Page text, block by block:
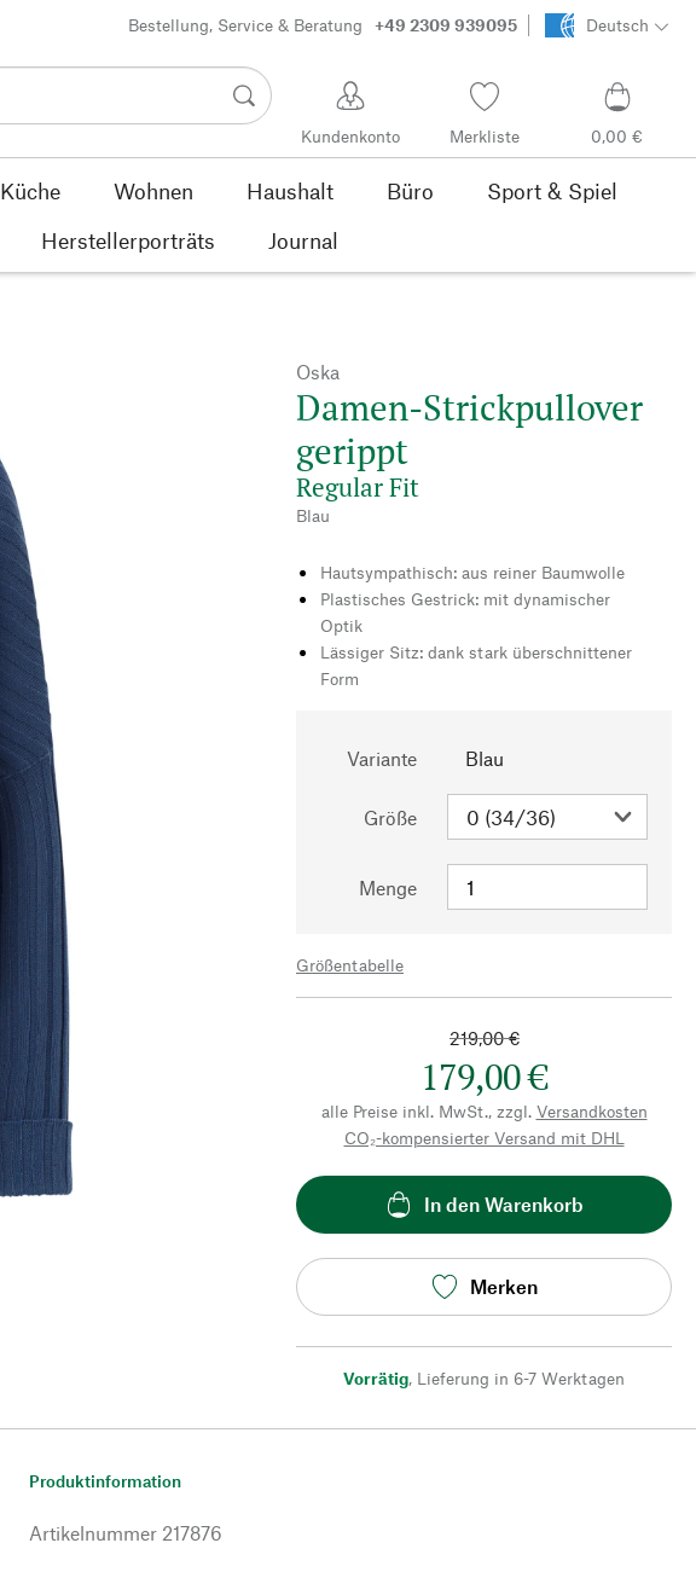
Bestellung, Service & Beratung +49 2309 939095 Deutsch
Kundenkonto Merkliste 0,00 €
Küche Wohnen Haushalt Büro
Sport & Spiel
Herstellerporträts Journal
Oska
Damen-Strickpullover
gerippt
Regular Fit
Blau
Hautsympathisch: aus reiner Baumwolle
Plastisches Gestrick: mit dynamischer
Optik
Lässiger Sitz: dank stark überschnittener
Form
Variante Blau
Größe
Menge
Größentabelle
219,00 €
179,00 €
alle Preise inkl. MwSt., zzgl. Versandkosten
CO₂-kompensierter Versand mit DHL
In den Warenkorb
Merken
Vorrätig, Lieferung in 6-7 Werktagen
Produktinformation
Artikelnummer 217876